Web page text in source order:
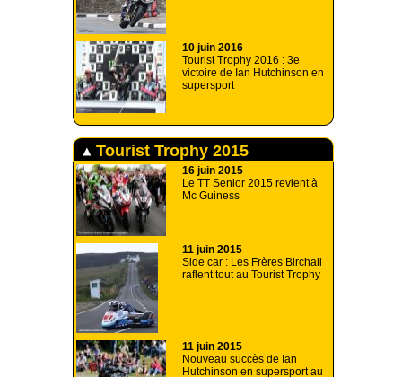
10 juin 2016
Tourist Trophy 2016 : 3e
victoire de Ian Hutchinson en
supersport
Tourist Trophy 2015
16 juin 2015
Le TT Senior 2015 revient à
Mc Guiness
11 juin 2015
Side car : Les Frères Birchall
raflent tout au Tourist Trophy
11 juin 2015
Nouveau succès de Ian
Hutchinson en supersport au